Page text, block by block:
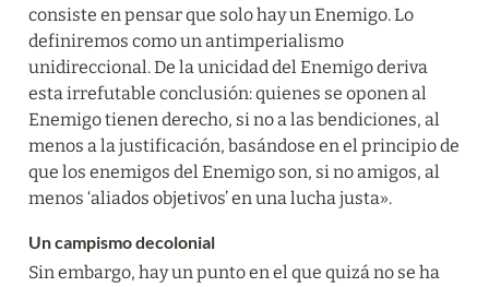
consiste en pensar que solo hay un Enemigo. Lo
definiremos como un antimperialismo
unidireccional. De la unicidad del Enemigo deriva
esta irrefutable conclusión: quienes se oponen al
Enemigo tienen derecho, si no a las bendiciones, al
menos a la justificación, basándose en el principio de
que los enemigos del Enemigo son, si no amigos, al
menos ‘aliados objetivos’ en una lucha justa».
Un campismo decolonial
Sin embargo, hay un punto en el que quizá no se ha